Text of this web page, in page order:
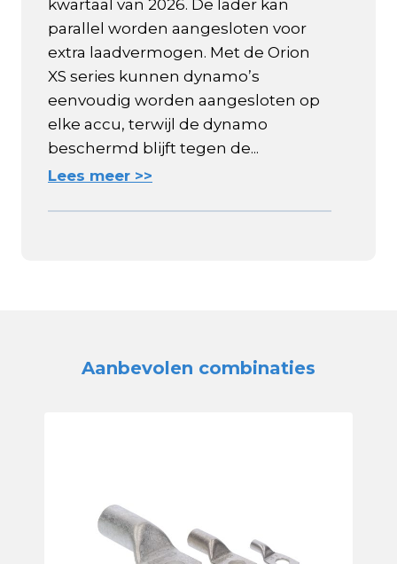
kwartaal van 2026. De lader kan
parallel worden aangesloten voor
extra laadvermogen. Met de Orion
XS series kunnen dynamo’s
eenvoudig worden aangesloten op
elke accu, terwijl de dynamo
beschermd blijft tegen de...
Lees meer >>
Aanbevolen combinaties